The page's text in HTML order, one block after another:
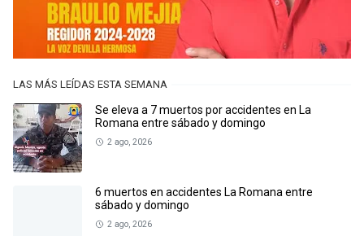
LAS MÁS LEÍDAS ESTA SEMANA
Se eleva a 7 muertos por accidentes en La
Romana entre sábado y domingo
2 ago, 2026
6 muertos en accidentes La Romana entre
sábado y domingo
2 ago, 2026